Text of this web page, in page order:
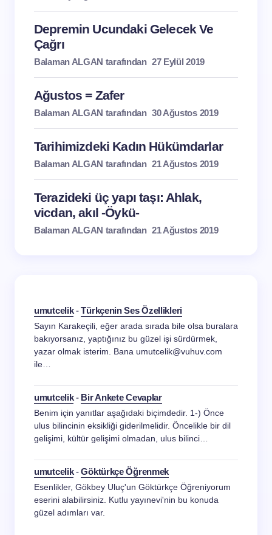
Depremin Ucundaki Gelecek Ve
Çağrı
Balaman ALGAN tarafından 27 Eylül 2019
Ağustos = Zafer
Balaman ALGAN tarafından 30 Ağustos 2019
Tarihimizdeki Kadın Hükümdarlar
Balaman ALGAN tarafından 21 Ağustos 2019
Terazideki üç yapı taşı: Ahlak,
vicdan, akıl -Öykü-
Balaman ALGAN tarafından 21 Ağustos 2019
umutcelik-Türkçenin Ses Özellikleri
Sayın Karakeçili, eğer arada sırada bile olsa buralara
bakıyorsanız, yaptığınız bu güzel işi sürdürmek,
yazar olmak isterim. Bana umutcelik@vuhuv.com
ile…
umutcelik- Bir Ankete Cevaplar
Benim için yanıtlar aşağıdaki biçimdedir. 1-) Önce
ulus bilincinin eksikliği giderilmelidir. Öncelikle bir dil
gelişimi, kültür gelişimi olmadan, ulus bilinci…
umutcelik-Göktürkçe Öğrenmek
Esenlikler, Gökbey Uluç'un Göktürkçe Öğreniyorum
eserini alabilirsiniz. Kutlu yayınevi'nin bu konuda
güzel adımları var.